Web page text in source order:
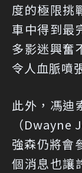
度的極限挑
車中得到最
多影迷興奮
令人血脈噴
此外，馮迪
（Dwayne
強森仍將會
個消息也讓